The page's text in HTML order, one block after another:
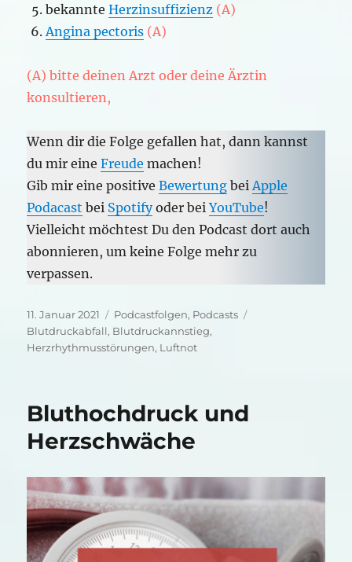
bekannteHerzinsuffizienz (A)
Angina pectoris (A)
(A) bitte deinen Arzt oder deine Ärztin
konsultieren,
Wenn dir die Folge gefallen hat, dann kannst
du mir eineFreude machen!
Gib mir eine positiveBewertung bei Apple
Podacast bei Spotifyoder beiYouTube!
Vielleicht möchtest Du den Podcast dort auch
abonnieren, um keine Folge mehr zu
verpassen.
Veröffentlicht
am
11. Januar 2021 Kategorien
Podcastfolgen, Podcasts
Blutdruckabfall, Blutdruckannstieg,
Herzrhythmusstörungen, Luftnot
Bluthochdruck und
Herzschwäche